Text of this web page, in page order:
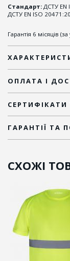
Стандарт: ДСТУ EN
ДСТУ EN ISO
Гарантія 6 місяців
ОПЛАТА І
ГАРАНТІЇ ТА
СХОЖІ